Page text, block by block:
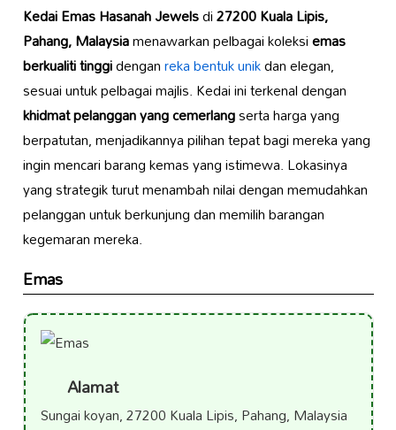
Kedai Emas Hasanah Jewelsdi27200 Kuala Lipis,
Pahang, Malaysiamenawarkan pelbagai koleksiemas
berkualiti tinggidenganreka bentuk unikdan elegan,
sesuai untuk pelbagai majlis. Kedai ini terkenal dengan
khidmat pelanggan yang cemerlangserta harga yang
berpatutan, menjadikannya pilihan tepat bagi mereka yang
ingin mencari barang kemas yang istimewa. Lokasinya
yang strategik turut menambah nilai dengan memudahkan
pelanggan untuk berkunjung dan memilih barangan
kegemaran mereka.
Emas
Alamat
Sungai koyan, 27200 Kuala Lipis, Pahang, Malaysia